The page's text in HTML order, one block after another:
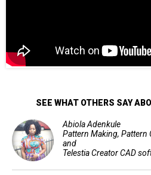
SEE WHAT OTHERS SAY
Abiola Adenkule
Pattern Making, Pattern
and
Telestia Creator CAD